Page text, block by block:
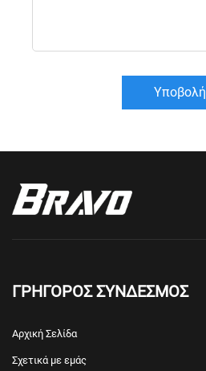
Υποβολή
ΓΡΗΓΟΡΟΣ ΣΥΝΔΕΣΜΟΣ
Αρχική Σελίδα
Σχετικά με εμάς